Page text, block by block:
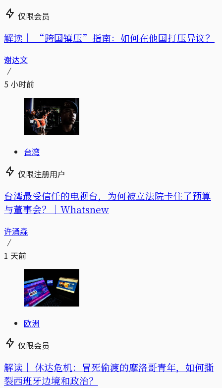
仅限会员
解读｜ “跨国镇压”指南：如何在他国打压异议？
谢达文
5 小时前
台湾
仅限注册用户
台湾最受信任的电视台，为何被立法院卡住了预算
与董事会？｜Whatsnew
许涌森
1 天前
欧洲
仅限会员
解读｜ 休达危机：冒死偷渡的摩洛哥青年，如何撕
裂西班牙边境和政治？